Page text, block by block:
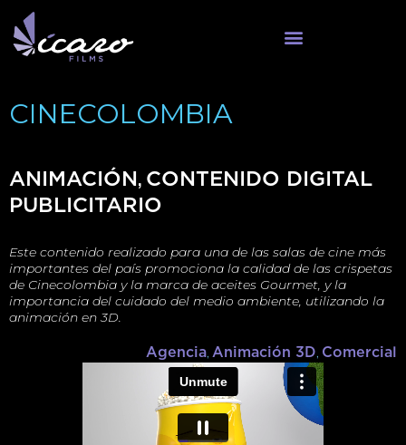
CINECOLOMBIA
ANIMACIÓN,CONTENIDO DIGITAL
PUBLICITARIO
Este contenido realizado para una de las salas de cine más
importantes del país promociona la calidad de las crispetas
de Cinecolombia y la marca de aceites Gourmet, y la
importancia del cuidado del medio ambiente, utilizando la
animación en 3D.
Agencia,Animación 3D, Comercial